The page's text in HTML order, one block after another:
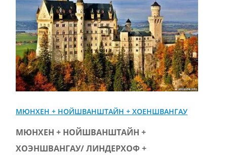
МЮНХЕН + НОЙШВАНШТАЙН + ХОЕНШВАНГАУ
МЮНХЕН + НОЙШВАНШТАЙН +
ХОЭНШВАНГАУ/ ЛИНДЕРХОФ +